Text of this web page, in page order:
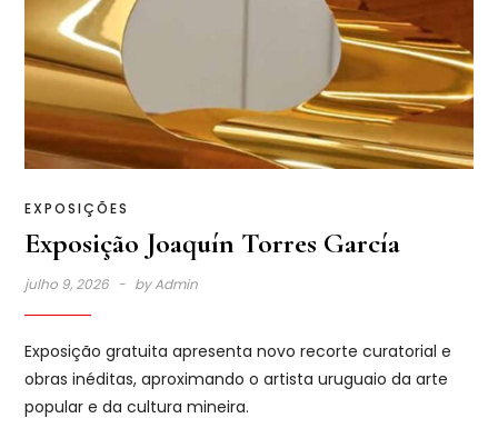
EXPOSIÇÕES
Exposição Joaquín Torres García
julho 9, 2026 byAdmin
Exposição gratuita apresenta novo recorte curatorial e
obras inéditas, aproximando o artista uruguaio da arte
popular e da cultura mineira.